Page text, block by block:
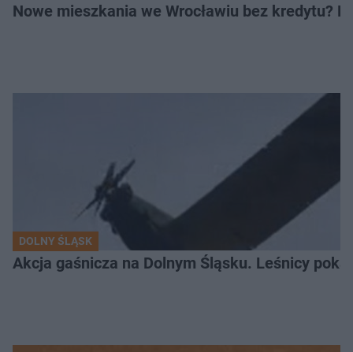
Nowe mieszkania we Wrocławiu bez kredytu?
DOLNY ŚLĄSK
Akcja gaśnicza na Dolnym Śląsku. Leśnicy